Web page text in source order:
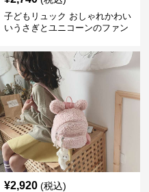
子どもリュック おしゃれかわい
いうさぎとユニコーンのファン
¥2,920 (税込)